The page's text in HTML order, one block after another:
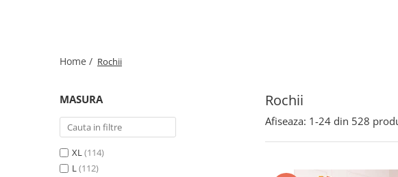
Home / Rochii
Rochii
MASURA
XL(114)
L(112)
Afiseaza: 1-24 din 528